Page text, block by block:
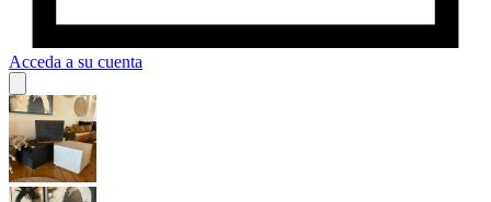
Acceda a su cuenta